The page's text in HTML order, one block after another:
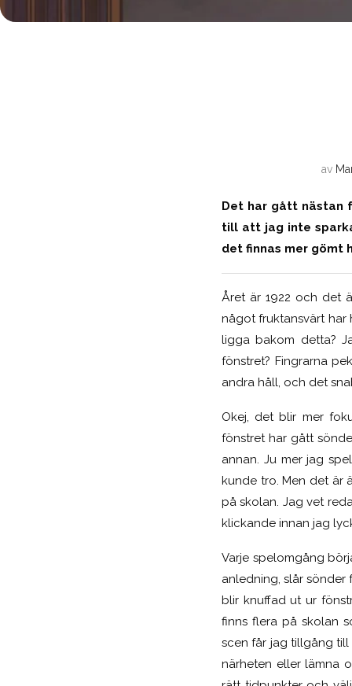
av
Det har gått nästan
till att jag inte
det finnas mer gömt
Året är 1922 och det
något fruktansvärt har
ligga bakom detta?
fönstret? Fingrarna
andra håll, och det
Okej, det blir mer
fönstret har gått
annan. Ju mer jag
kunde tro. Men det är
på skolan. Jag vet
klickande innan jag
Varje spelomgång
anledning, slår sönder
blir knuffad ut ur
finns flera på skolan
scen får jag tillgång
närheten eller lämna